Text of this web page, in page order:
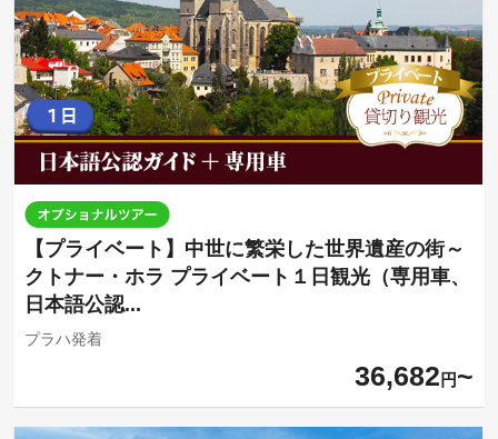
【プライベート】中世に繁栄した世界遺産の街～
クトナー・ホラ プライベート１日観光（専用車、
日本語公認...
プラハ発着
36,682 円